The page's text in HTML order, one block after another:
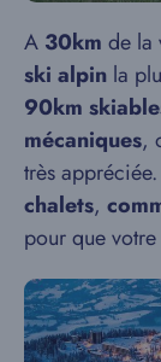
A 30km de la
ski alpin la
90km
mécaniques,
très
chalets,
pour que votre